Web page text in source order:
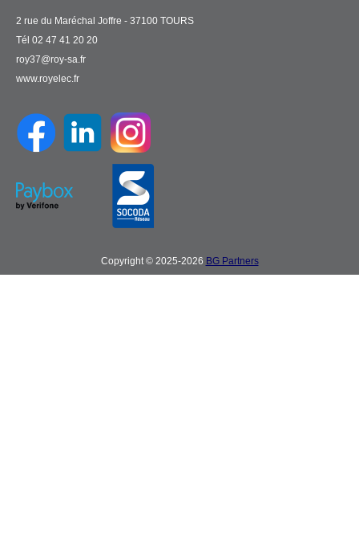
2 rue du Maréchal Joffre - 37100 TOURS
Tél 02 47 41 20 20
roy37@roy-sa.fr
www.royelec.fr
Copyright © 2025-2026 BG Partners